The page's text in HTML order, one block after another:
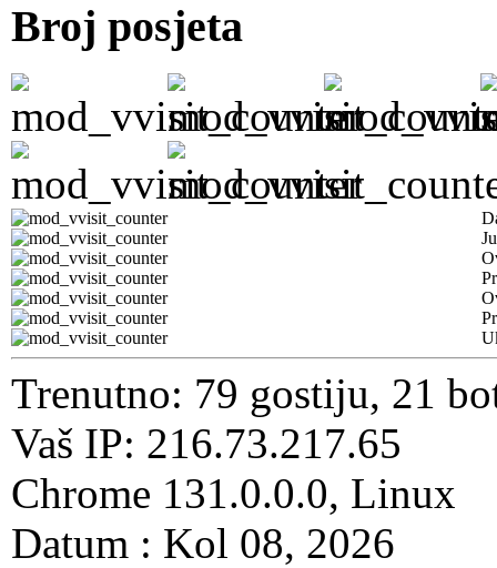
Broj posjeta
Trenutno: 79 gostiju, 21
Vaš IP: 216.73.217.65
Chrome 131.0.0.0, Linux
Datum : Kol 08, 2026